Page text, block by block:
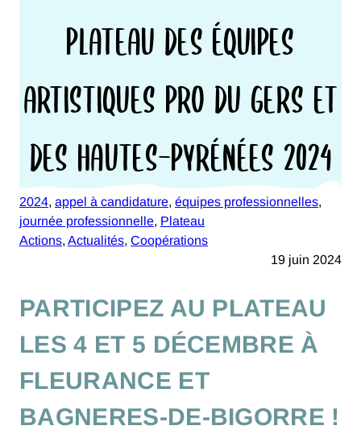
PLATEAU DES ÉQUIPES
ARTISTIQUES PRO DU GERS ET
DES HAUTES-PYRÉNÉES 2024
2024, appel à candidature, équipes professionnelles
journée professionnelle, Plateau
Actions, Actualités, Coopérations
19 juin 2024
PARTICIPEZ AU PLATEAU
LES 4 ET 5 DÉCEMBRE À
FLEURANCE ET
BAGNERES-DE-BIGORRE !